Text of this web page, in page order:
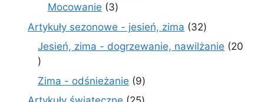
Mocowanie 33
produkty
Artykuły sezonowe - jesień, zima 3232
produkty
Jesień, zima - dogrzewanie, nawilżanie
20
20
produktów
Zima - odśnieżanie 99
produktów